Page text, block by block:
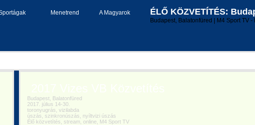
Menetrend A Magyarok ÉLŐ KÖZVETÍTÉS:
Budapest, Balatonfüred | M4 Sport TV
Budapest, Balatonfüred
2017. július 14-30.
toronyugrás, vizilabda
úszás, szinkronúszás, nyíltvizi úszás
Élő közvetítés, stream, online, M4 Sport TV